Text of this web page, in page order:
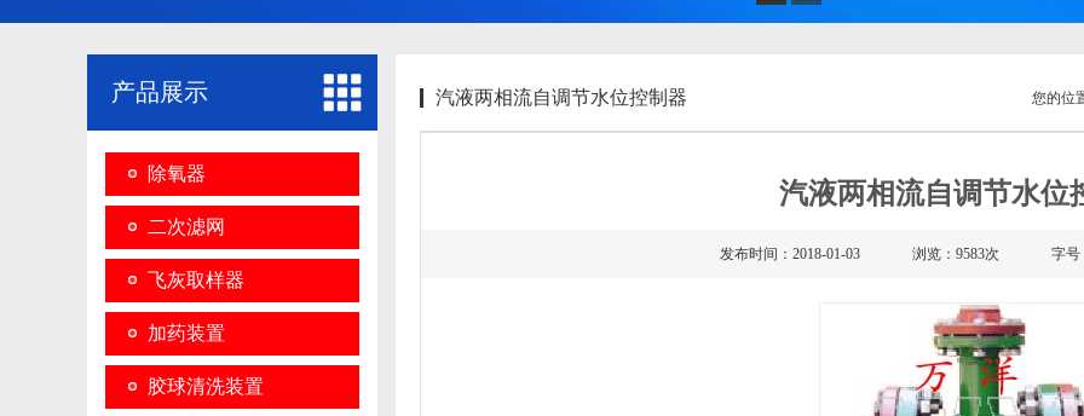
产品展示
除氧器
二次滤网
飞灰取样器
加药装置
胶球清洗装置
汽液两相流自调节水位控制器 您的位
汽液两相流自调节水位
发布时间：2018-01-03 浏览：9583次 字号